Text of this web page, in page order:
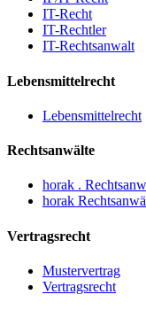
IT-Recht
IT-Rechtler
IT-Rechtsanwalt
Lebensmittelrecht
Lebensmittelrecht
Rechtsanwälte
horak .
horak
Vertragsrecht
Mustervertrag
Vertragsrecht